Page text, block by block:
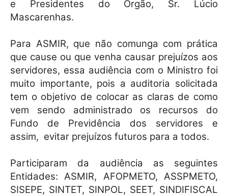
e Presidentes do Órgão, Sr. Lúcio
Mascarenhas.
Para ASMIR, que não comunga com prática
que cause ou que venha causar prejuízos aos
servidores, essa audiência com o Ministro foi
muito importante, pois a auditoria solicitada
tem o objetivo de colocar as claras de como
vem sendo administrado os recursos do
Fundo de Previdência dos servidores e
assim, evitar prejuízos futuros para a todos.
Participaram da audiência as seguintes
Entidades: ASMIR, AFOPMETO, ASSPMETO,
SISEPE, SINTET, SINPOL, SEET, SINDIFISCAL